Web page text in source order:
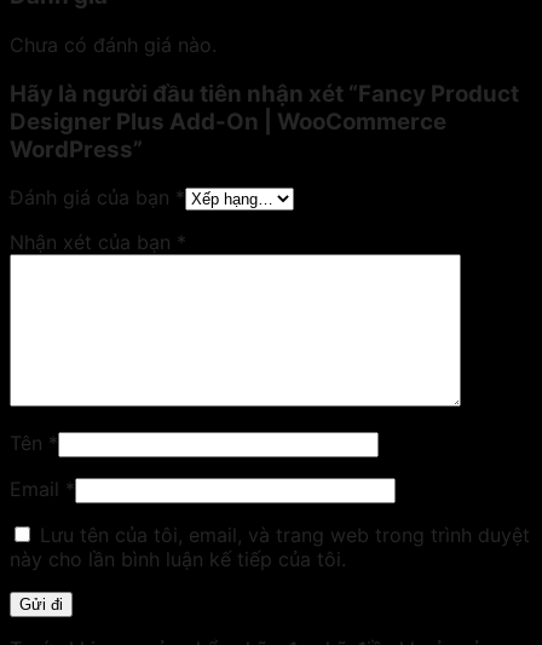
Chưa có đánh giá nào.
Hãy là người đầu tiên nhận xét “Fancy Product
Designer Plus Add-On | WooCommerce
WordPress”
Đánh giá của bạn *
Nhận xét của bạn *
Tên *
Email *
Lưu tên của tôi, email, và trang web trong trình duyệt
này cho lần bình luận kế tiếp của tôi.